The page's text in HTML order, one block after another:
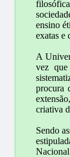
ensino
exatas e
A
vez
procura
criativa
Sendo